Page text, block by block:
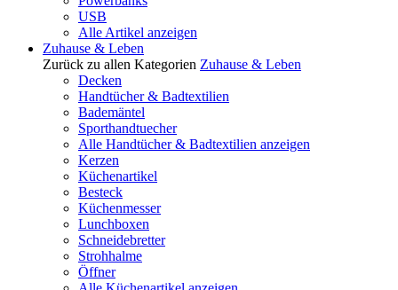
USB
Alle Artikel anzeigen
Zuhause & Leben
Zurück zu allen Kategorien Zuhause & Leben
Decken
Handtücher & Badtextilien
Bademäntel
Sporthandtuecher
Alle Handtücher & Badtextilien anzeigen
Kerzen
Küchenartikel
Besteck
Küchenmesser
Lunchboxen
Schneidebretter
Strohhalme
Öffner